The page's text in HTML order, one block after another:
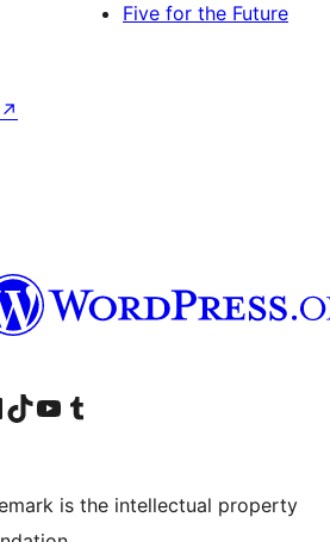
Five for the Future
↗
Facebookde Instagram
cuenta de LinkedIn
Visita nuestra cuenta de TikTok
Visita nuestro canal de YouTube
Visita nuestra cuenta de Tumblr
is the intellectual property